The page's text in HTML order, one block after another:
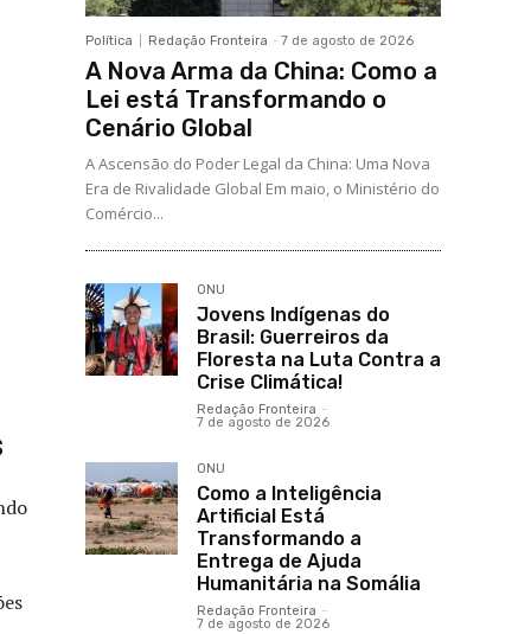
Política Redação Fronteira - 7 de agosto de 2026
A Nova Arma da China: Como a
Lei está Transformando o
Cenário Global
A Ascensão do Poder Legal da China: Uma Nova
Era de Rivalidade Global Em maio, o Ministério do
Comércio...
ONU
Jovens Indígenas do
Brasil: Guerreiros da
Floresta na Luta Contra a
Crise Climática!
Redação Fronteira -
7 de agosto de 2026
ONU
Como a Inteligência
Artificial Está
Transformando a
Entrega de Ajuda
Humanitária na Somália
Redação Fronteira -
7 de agosto de 2026